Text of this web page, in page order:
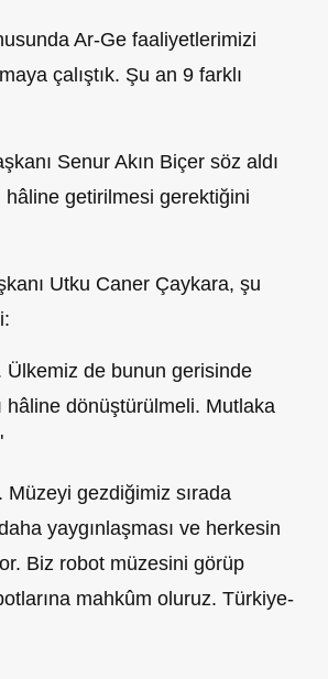
Ar-Ge faaliyetlerimizi
çalıştık. Şu an 9 farklı
Senur Akın Biçer söz aldı
getirilmesi gerektiğini
Utku Caner Çaykara, şu
Ülkemiz de bunun gerisinde
hâline dönüştürülmeli. Mutlaka
gezdiğimiz sırada
yaygınlaşması ve herkesin
Biz robot müzesini görüp
mahkûm oluruz. Türkiye-